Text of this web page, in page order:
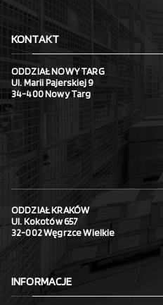
KONTAKT
ODDZIAŁ NOWY TARG
Ul. Marii Pajerskiej 9
34-400 Nowy Targ
ODDZIAŁ KRAKÓW
Ul. Kokotów 657
32-002 Węgrzce Wielkie
INFORMACJE